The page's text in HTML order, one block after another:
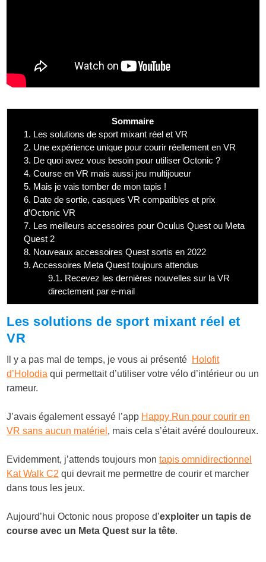
Sommaire
1. Les solutions de sport mixant réel et VR
2. Une expérience unique pour courir réellement en VR
3. De quoi avez vous besoin pour utiliser Octonic ?
4. Course en VR mais aussi jeu multijoueur
5. Mais je vais tomber de mon tapis !
6. Date de sortie, casques VR compatibles et prix
d’Octonic VR
7. Les meilleurs accessoires pour Oculus Quest ou Meta
Quest 2
8. Nouveaux accessoires Quest sortis en 2022
9. Accessoires Meta Quest toujours attendus
9.1. Recevez les dernières nouvelles sur la VR
directement par e-mail
Les solutions de sport mixant réel et
VR
Il y a pas mal de temps, je vous ai présenté Holofit
d’Holodia qui permettait d’utiliser votre vélo d’intérieur ou un
rameur.
J’avais également essayé l’app Happy Run pour courir en
VR sans aucun matériel , mais cela s’était avéré douloureux.
Evidemment, j’attends toujours montapis omnidirectionnel
Kat Walk C2 qui devrait me permettre de courir et marcher
dans tous les jeux.
Aujourd’hui Octonic nous propose d’exploiter un tapis de
course avec un Meta Quest sur la tête.